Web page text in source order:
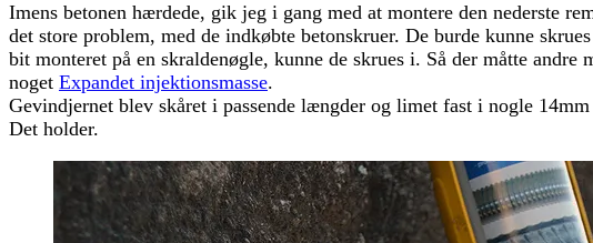
Imens betonen hærdede, gik jeg i gang med at montere den nederste
det store problem, med de indkøbte betonskruer. De burde kunne
bit monteret på en skraldenøgle, kunne de skrues i. Så der måtte
noget Expandet injektionsmasse.
Gevindjernet blev skåret i passende længder og limet fast i nogle
Det holder.